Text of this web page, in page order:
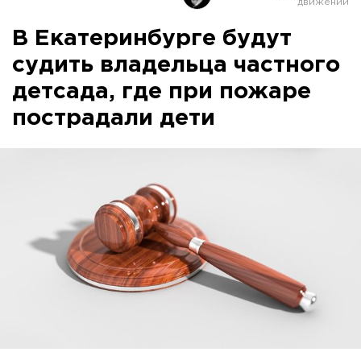
В Екатеринбурге будут
судить владельца частного
детсада, где при пожаре
пострадали дети